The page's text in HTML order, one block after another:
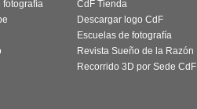
fotografía
CdF Tienda
Descargar logo CdF
Escuelas de fotografía
Revista Sueño de la Razón
Recorrido 3D por Sede CdF